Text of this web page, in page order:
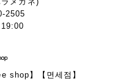
shop】【면세점】